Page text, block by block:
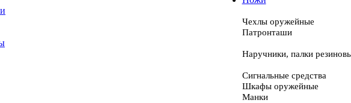
Чехлы оружейные
Патронташи
Наручники, палки
Сигнальные средства
Шкафы оружейные
Манки